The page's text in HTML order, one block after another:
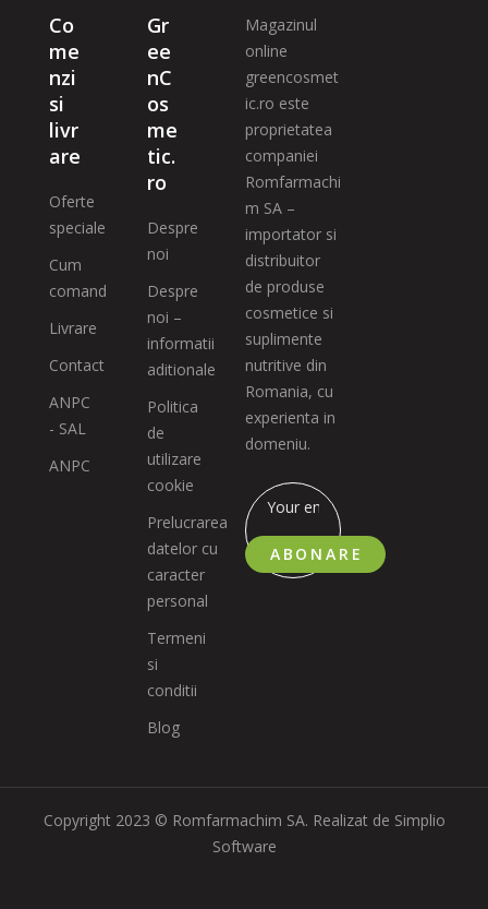
Co
me
nzi
si
livr
are
Oferte
speciale
Cum
comand
Livrare
Contact
ANPC
- SAL
ANPC
Gr
ee
nC
os
me
tic.
ro
Despre
noi
Despre
noi –
informatii
aditionale
Politica
de
utilizare
cookie
Prelucrarea
datelor cu
caracter
personal
Termeni
si
conditii
Blog
Magazinul
online
greencosmet
ic.ro este
proprietatea
companiei
Romfarmachi
m SA –
importator si
distribuitor
de produse
cosmetice si
suplimente
nutritive din
Romania, cu
experienta in
domeniu.
ABONARE
Copyright 2023 © Romfarmachim SA. Realizat de Simplio
Software